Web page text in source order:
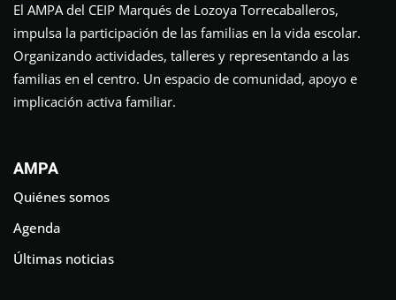
El AMPA del CEIP Marqués de Lozoya Torrecaballeros,
impulsa la participación de las familias en la vida escolar.
Organizando actividades, talleres y representando a las
familias en el centro. Un espacio de comunidad, apoyo e
implicación activa familiar.
AMPA
Quiénes somos
Agenda
Últimas noticias